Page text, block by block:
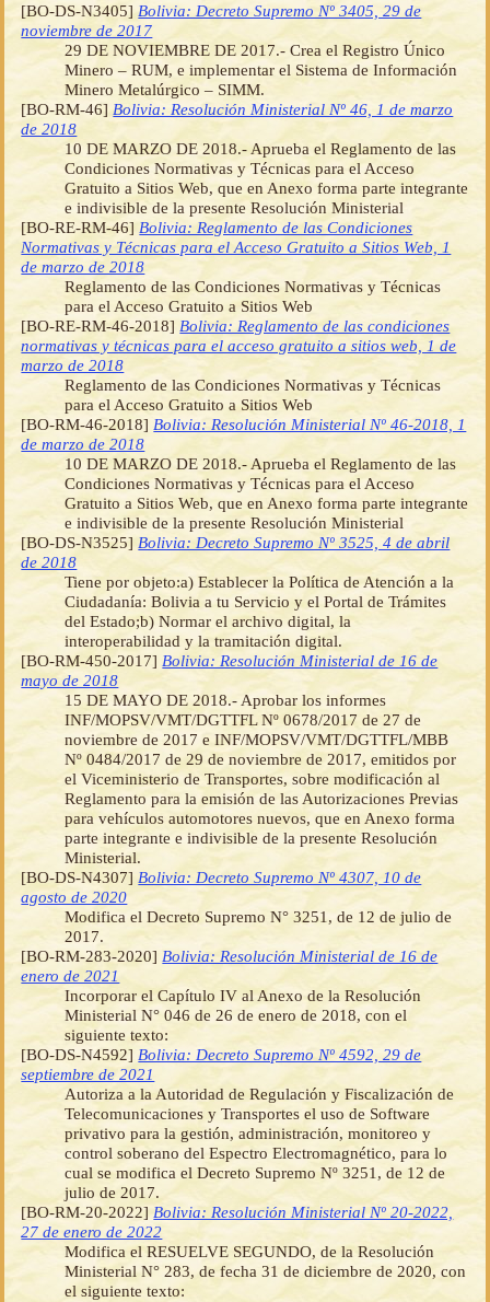
[BO-DS-N3405]Bolivia: Decreto Supremo Nº 3405, 29 de
noviembre de 2017
29 DE NOVIEMBRE DE 2017.- Crea el Registro Único
Minero – RUM, e implementar el Sistema de Información
Minero Metalúrgico – SIMM.
[BO-RM-46] Bolivia: Resolución Ministerial Nº 46, 1 de marzo
de 2018
10 DE MARZO DE 2018.- Aprueba el Reglamento de las
Condiciones Normativas y Técnicas para el Acceso
Gratuito a Sitios Web, que en Anexo forma parte integrante
e indivisible de la presente Resolución Ministerial
[BO-RE-RM-46] Bolivia: Reglamento de las Condiciones
Normativas y Técnicas para el Acceso Gratuito a Sitios Web, 1
de marzo de 2018
Reglamento de las Condiciones Normativas y Técnicas
para el Acceso Gratuito a Sitios Web
[BO-RE-RM-46-2018] Bolivia: Reglamento de las condiciones
normativas y técnicas para el acceso gratuito a sitios web, 1 de
marzo de 2018
Reglamento de las Condiciones Normativas y Técnicas
para el Acceso Gratuito a Sitios Web
[BO-RM-46-2018] Bolivia: Resolución Ministerial Nº 46-2018, 1
de marzo de 2018
10 DE MARZO DE 2018.- Aprueba el Reglamento de las
Condiciones Normativas y Técnicas para el Acceso
Gratuito a Sitios Web, que en Anexo forma parte integrante
e indivisible de la presente Resolución Ministerial
[BO-DS-N3525] Bolivia: Decreto Supremo Nº 3525, 4 de abril
de 2018
Tiene por objeto:a) Establecer la Política de Atención a la
Ciudadanía: Bolivia a tu Servicio y el Portal de Trámites
del Estado;b) Normar el archivo digital, la
interoperabilidad y la tramitación digital.
[BO-RM-450-2017] Bolivia: Resolución Ministerial de 16 de
mayo de 2018
15 DE MAYO DE 2018.- Aprobar los informes
INF/MOPSV/VMT/DGTTFL Nº 0678/2017 de 27 de
noviembre de 2017 e INF/MOPSV/VMT/DGTTFL/MBB
Nº 0484/2017 de 29 de noviembre de 2017, emitidos por
el Viceministerio de Transportes, sobre modificación al
Reglamento para la emisión de las Autorizaciones Previas
para vehículos automotores nuevos, que en Anexo forma
parte integrante e indivisible de la presente Resolución
Ministerial.
[BO-DS-N4307] Bolivia: Decreto Supremo Nº 4307, 10 de
agosto de 2020
Modifica el Decreto Supremo N° 3251, de 12 de julio de
2017.
[BO-RM-283-2020] Bolivia: Resolución Ministerial de 16 de
enero de 2021
Incorporar el Capítulo IV al Anexo de la Resolución
Ministerial N° 046 de 26 de enero de 2018, con el
siguiente texto:
[BO-DS-N4592] Bolivia: Decreto Supremo Nº 4592, 29 de
septiembre de 2021
Autoriza a la Autoridad de Regulación y Fiscalización de
Telecomunicaciones y Transportes el uso de Software
privativo para la gestión, administración, monitoreo y
control soberano del Espectro Electromagnético, para lo
cual se modifica el Decreto Supremo Nº 3251, de 12 de
julio de 2017.
[BO-RM-20-2022] Bolivia: Resolución Ministerial Nº 20-2022,
27 de enero de 2022
Modifica el RESUELVE SEGUNDO, de la Resolución
Ministerial N° 283, de fecha 31 de diciembre de 2020, con
el siguiente texto: